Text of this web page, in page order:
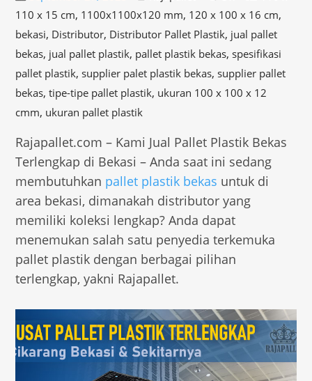
110 x 15 cm, 1100x1100x120 mm, 120 x 100 x 16 cm,
bekasi, Distributor, Distributor Pallet Plastik, jual pallet
bekas, jual pallet plastik, pallet plastik bekas,spesifikasi
pallet plastik,supplier palet plastik bekas,supplier pallet
bekas,tipe-tipe pallet plastik, ukuran 100 x 100 x 12
cmm, ukuran pallet plastik
Rajapallet.com – Kami Jual Pallet Plastik Bekas
Terlengkap di Bekasi – Anda saat ini sedang
membutuhkan pallet plastik bekas untuk di
area bekasi, dimanakah distributor yang
memiliki koleksi lengkap? Anda dapat
menemukan salah satu penyedia terkemuka
pallet plastik dengan berbagai pilihan
terlengkap, yakni Rajapallet.